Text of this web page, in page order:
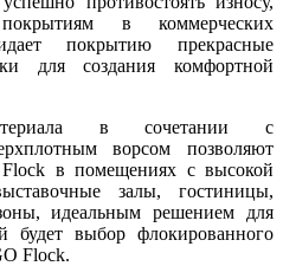
в коммерческих
покрытию прекрасные
для создания комфортной
в сочетании с
ворсом позволяют
Flock в помещениях с высокой
залы, гостиницы,
идеальным решением для
выбор флокированного
Flock.